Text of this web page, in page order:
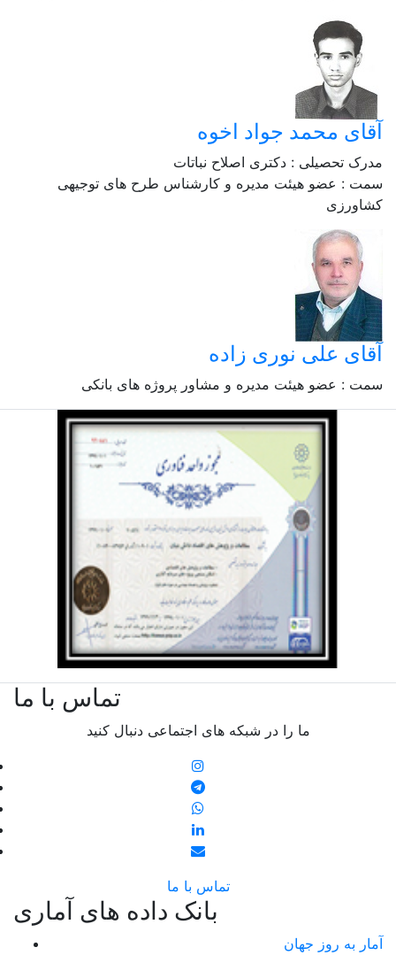
آقای محمد جواد اخوه
مدرک تحصیلی : دکتری اصلاح نباتات
سمت : عضو هیئت مدیره و کارشناس طرح های توجیهی
کشاورزی
آقای علی نوری زاده
سمت : عضو هیئت مدیره و مشاور پروژه های بانکی
تماس با ما
ما را در شبکه های اجتماعی دنبال کنید
تماس با ما
بانک داده های آماری
آمار به روز جهان